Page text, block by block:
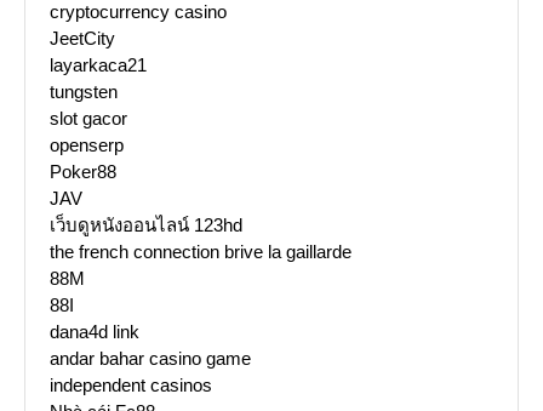
cryptocurrency casino
JeetCity
layarkaca21
tungsten
slot gacor
openserp
Poker88
JAV
เว็บดูหนังออนไลน์ 123hd
the french connection brive la gaillarde
88M
88I
dana4d link
andar bahar casino game
independent casinos